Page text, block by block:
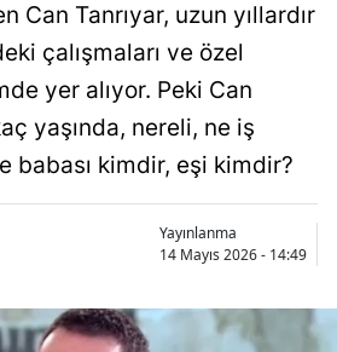
Can Tanrıyar, uzun yıllardır
çalışmaları ve özel
yer alıyor. Peki Can
yaşında, nereli, ne iş
babası kimdir, eşi kimdir?
Yayınlanma
14 Mayıs 2026 - 14:49